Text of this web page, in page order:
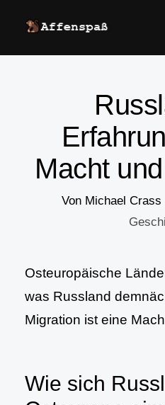
Macht
Von Michael Crass
Osteuropäische
was Russland
Migration ist eine
Wie sich